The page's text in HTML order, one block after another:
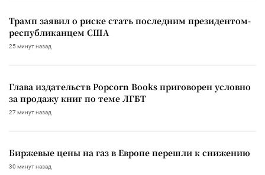
Трамп заявил о риске стать последним президентом-
республиканцем США
25 минут назад
Глава издательств Popcorn Books приговорен условно
за продажу книг по теме ЛГБТ
27 минут назад
Биржевые цены на газ в Европе перешли к снижению
30 минут назад